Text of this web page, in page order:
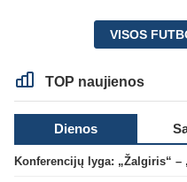
VISOS
TOP naujienos
Dienos